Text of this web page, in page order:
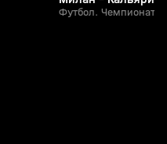
Футбол. Чемпионат
04 авг, 13:46